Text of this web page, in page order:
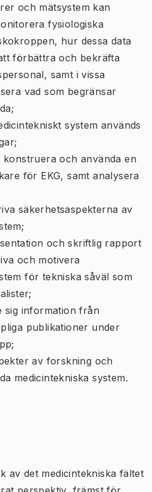
och mätsystem kan
fysiologiska
hur dessa data
förbättra och bekräfta
samt i vissa
vad som begränsar
system används
konstruera och använda en
för EKG, samtanalysera
säkerhetsaspekterna av
och skriftlig rapport
och motivera
för tekniska såväl som
sig information från
publikationer under
av forskning och
medicintekniska system.
av det medicintekniska fältet